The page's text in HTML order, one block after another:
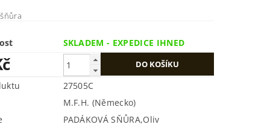
SKLADEM - EXPEDICE IHNED
27505C
M.F.H. (Německo)
PADÁKOVÁ SŇŮRA,Oliv